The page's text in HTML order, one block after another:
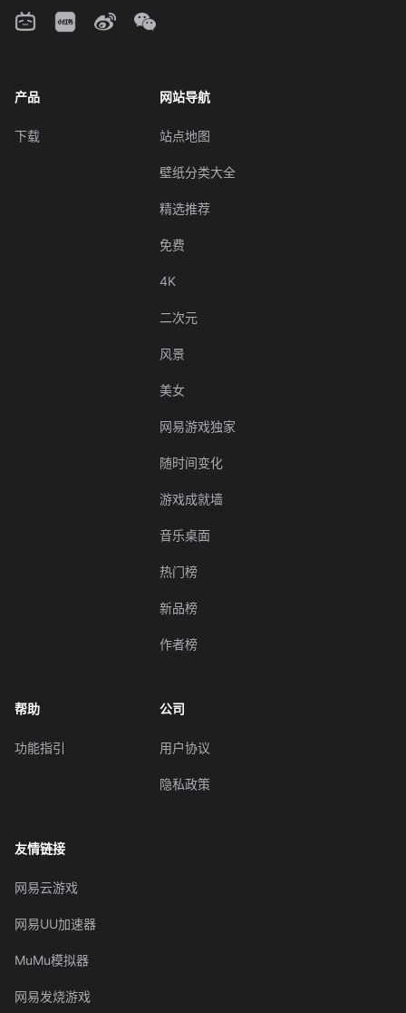
产品
下载
网站导航
站点地图
壁纸分类大全
精选推荐
免费
4K
二次元
风景
美女
网易游戏独家
随时间变化
游戏成就墙
音乐桌面
热门榜
新品榜
作者榜
帮助
功能指引
公司
用户协议
隐私政策
友情链接
网易云游戏
网易UU加速器
MuMu模拟器
网易发烧游戏